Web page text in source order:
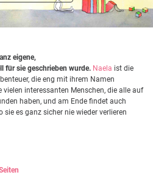
eigene,
für sie geschrieben wurde. Naela ist die
die eng mit ihrem Namen
interessanten Menschen, die alle auf
haben, und am Ende findet auch
sie es ganz sicher nie wieder verlieren